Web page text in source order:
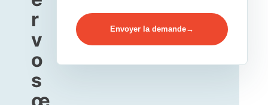
r
v
o
s
Envoyer la demande